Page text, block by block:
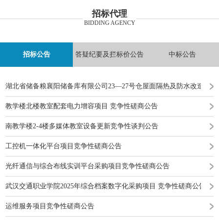
招标代理
BIDDING AGENCY
招标公告 答疑纪要及拦标价公告 中标公告
湖北省储备粮襄阳储备库有限公司23—27号仓屋面隔热及防水改造工
教学楼北楼教室配套电力增容项目 竞争性磋商公告
南教学楼2-4楼多媒体教室设备更新竞争性谈判公告
工控机一体化平台项目竞争性磋商公告
光纤通信与综合布线实训平台采购项目竞争性磋商公告
武汉交通职业学院2025年综合档案数字化采购项目 竞争性磋商公告
运维服务项目竞争性磋商公告